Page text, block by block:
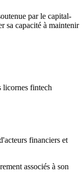
par le capital-
sa capacité à maintenir
licornes fintech
financiers et
associés à son